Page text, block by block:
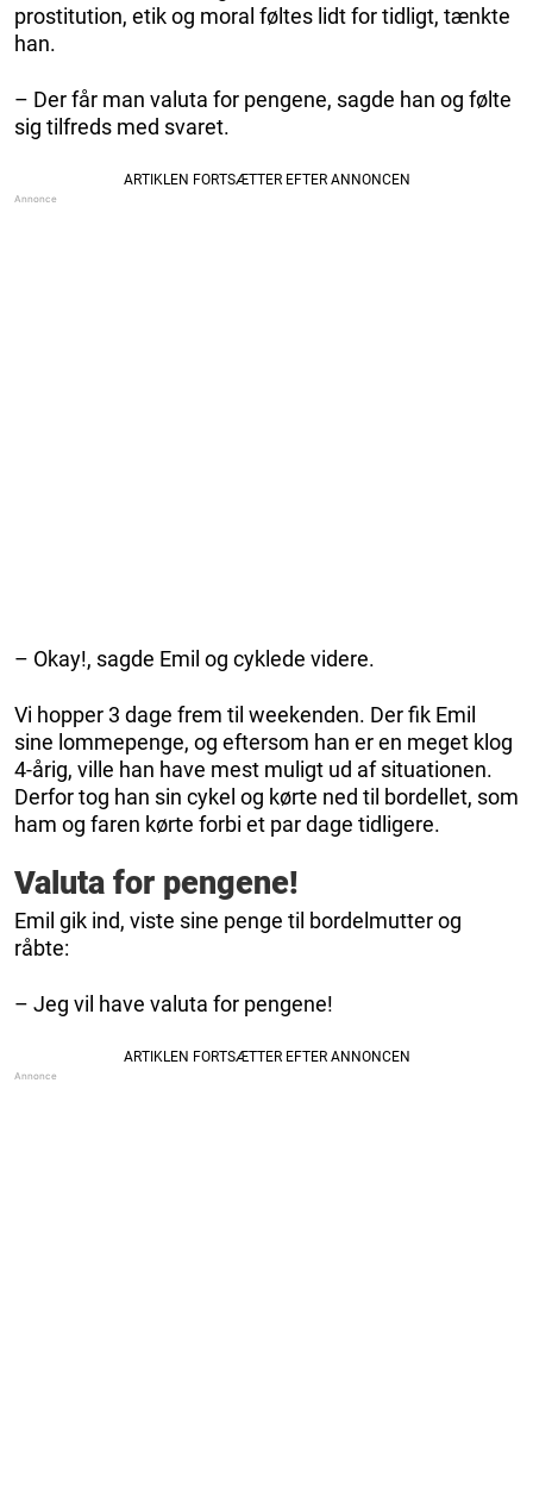
prostitution, etik og moral føltes lidt for tidligt, tænkte
han.
– Der får man valuta for pengene, sagde han og følte
sig tilfreds med svaret.
– Okay!, sagde Emil og cyklede videre.
Vi hopper 3 dage frem til weekenden. Der fik Emil
sine lommepenge, og eftersom han er en meget klog
4-årig, ville han have mest muligt ud af situationen.
Derfor tog han sin cykel og kørte ned til bordellet, som
ham og faren kørte forbi et par dage tidligere.
Valuta for pengene!
Emil gik ind, viste sine penge til bordelmutter og
råbte:
– Jeg vil have valuta for pengene!